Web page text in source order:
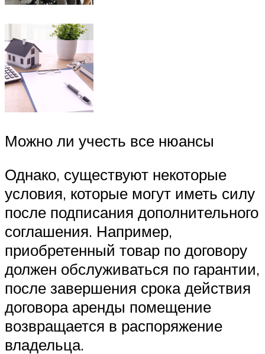
Можно ли учесть все нюансы
Однако, существуют некоторые
условия, которые могут иметь силу
после подписания дополнительного
соглашения. Например,
приобретенный товар по договору
должен обслуживаться по гарантии,
после завершения срока действия
договора аренды помещение
возвращается в распоряжение
владельца.